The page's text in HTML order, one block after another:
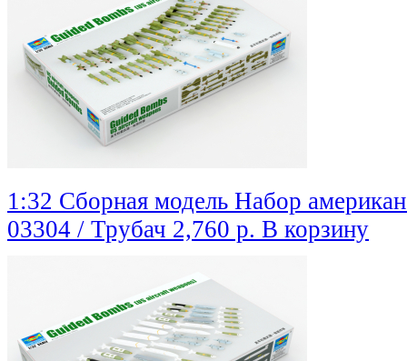
1:32 Сборная модель Набор
03304 / Трубач 2,760 р. В корзину